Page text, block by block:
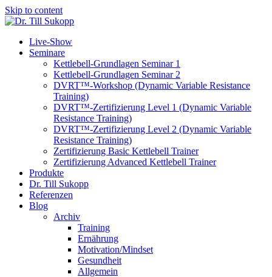
Skip to content
Live-Show
Seminare
Kettlebell-Grundlagen Seminar 1
Kettlebell-Grundlagen Seminar 2
DVRT™-Workshop (Dynamic Variable Resistance
Training)
DVRT™-Zertifizierung Level 1 (Dynamic Variable
Resistance Training)
DVRT™-Zertifizierung Level 2 (Dynamic Variable
Resistance Training)
Zertifizierung Basic Kettlebell Trainer
Zertifizierung Advanced Kettlebell Trainer
Produkte
Dr. Till Sukopp
Referenzen
Blog
Archiv
Training
Ernährung
Motivation/Mindset
Gesundheit
Allgemein